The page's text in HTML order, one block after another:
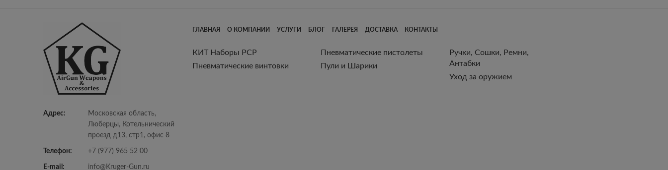
Адрес:
Московская область,
Люберцы, Котельнический
проезд д13, стр1, офис 8
Телефон: +7 (977) 965 52 00
E-mail: info@Kruger-Gun.ru
ГЛАВНАЯ О КОМПАНИИ УСЛУГИ БЛОГ ГАЛЕРЕЯ ДОСТАВКА КОНТАКТЫ
КИТ Наборы РСР
Пневматические винтовки
Пневматические пистолеты
Пули и Шарики
Ручки, Сошки, Ремни,
Антабки
Уход за оружием